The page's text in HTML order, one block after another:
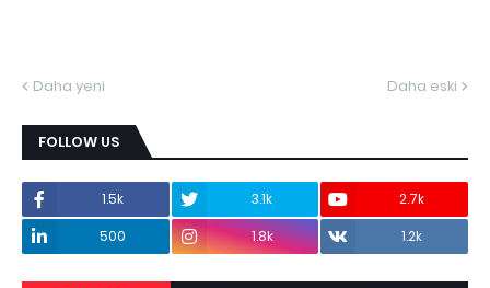
Daha yeni Daha eski
FOLLOW US
1.5k 3.1k
2.7k
500
1.8k 1.2k